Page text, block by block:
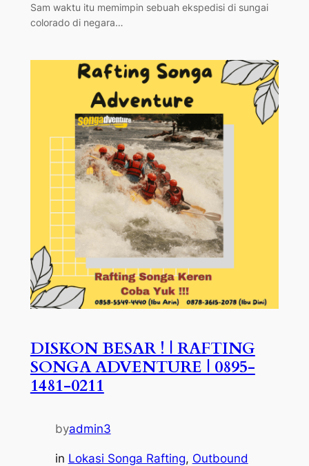
Sam waktu itu memimpin sebuah ekspedisi di sungai
colorado di negara…
DISKON BESAR ! | RAFTING
SONGA ADVENTURE | 0895-
1481-0211
byadmin3
in Lokasi Songa Rafting, Outbound